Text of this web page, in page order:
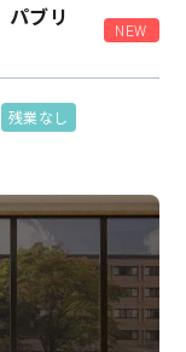
パブリ
NEW
残業なし